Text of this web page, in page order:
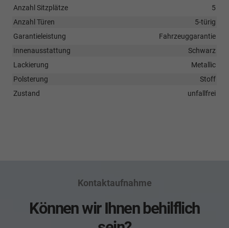
Anzahl Sitzplätze
5
Anzahl Türen
5-türig
Garantieleistung
Fahrzeuggarantie
Innenausstattung
Schwarz
Lackierung
Metallic
Polsterung
Stoff
Zustand
unfallfrei
Kontaktaufnahme
Können wir Ihnen behilflich